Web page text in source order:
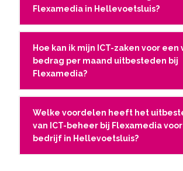
Flexamedia in Hellevoetsluis?
Hoe kan ik mijn ICT-zaken voor een
bedrag per maand uitbesteden bij
Flexamedia?
Welke voordelen heeft het
van ICT-beheer bij Flexamedia
bedrijf in Hellevoetsluis?